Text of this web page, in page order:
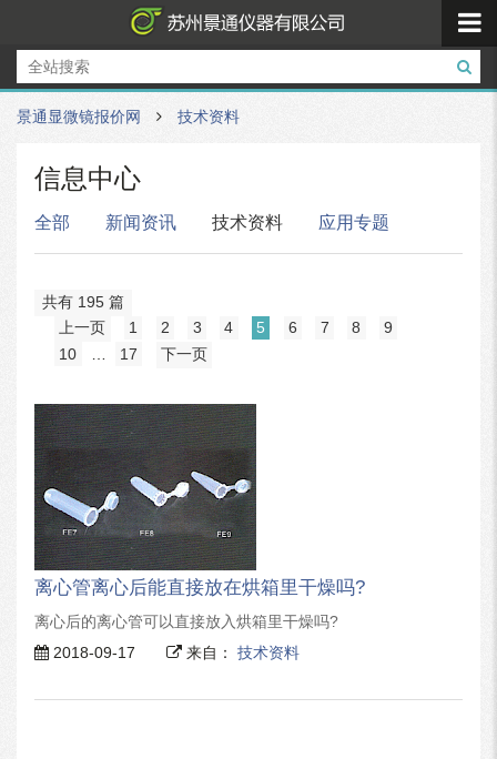
景通显微镜报价网 技术资料
信息中心
全部 新闻资讯 技术资料 应用专题
共有 195 篇
上一页
1 2 3 4 5 6 7 8
9
10
17 下一页
离心管离心后能直接放在烘箱里干燥吗?
离心后的离心管可以直接放入烘箱里干燥吗?
2018-09-17
来自： 技术资料